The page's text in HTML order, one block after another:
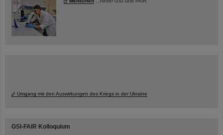
Umgang mit den Auswirkungen des Kriegs in der Ukraine
GSI-FAIR Kolloquium